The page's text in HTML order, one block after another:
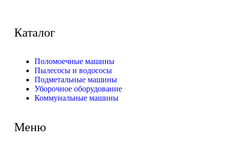
Каталог
Поломоечные машины
Пылесосы и водососы
Подметальные машины
Уборочное оборудование
Коммунальные машины
Меню